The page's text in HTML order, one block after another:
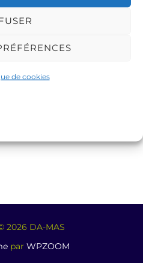
de cookies
2026 DA-MAS
par WPZOOM